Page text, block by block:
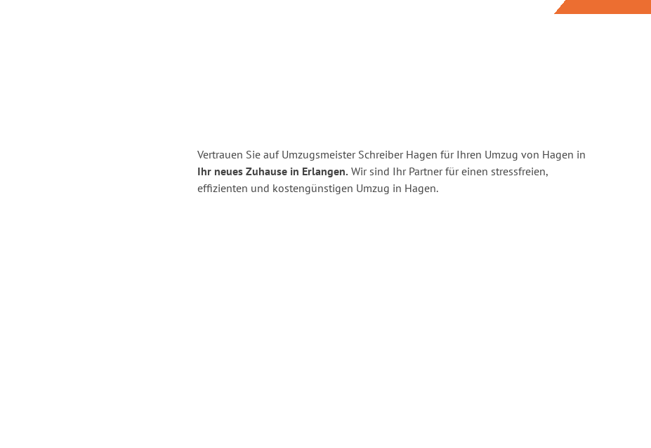
Vertrauen Sie auf Umzugsmeister Schreiber Hagen für Ihren Umzug von Hagen in
Ihr neues Zuhause in Erlangen. Wir sind Ihr Partner für einen stressfreien,
effizienten und kostengünstigen Umzug in Hagen.